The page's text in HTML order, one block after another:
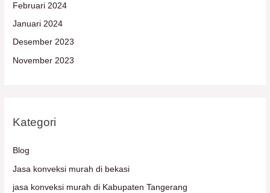
Februari 2024
Januari 2024
Desember 2023
November 2023
Kategori
Blog
Jasa konveksi murah di bekasi
jasa konveksi murah di Kabupaten Tangerang